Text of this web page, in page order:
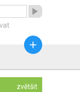


zvětšit